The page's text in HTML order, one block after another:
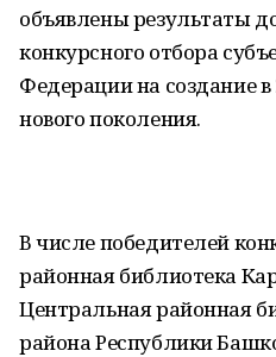
объявлены результаты
конкурсного отбора
Федерации на создание
нового поколения.
В числе победителей
районная библиотека
Центральная районная
района Республики